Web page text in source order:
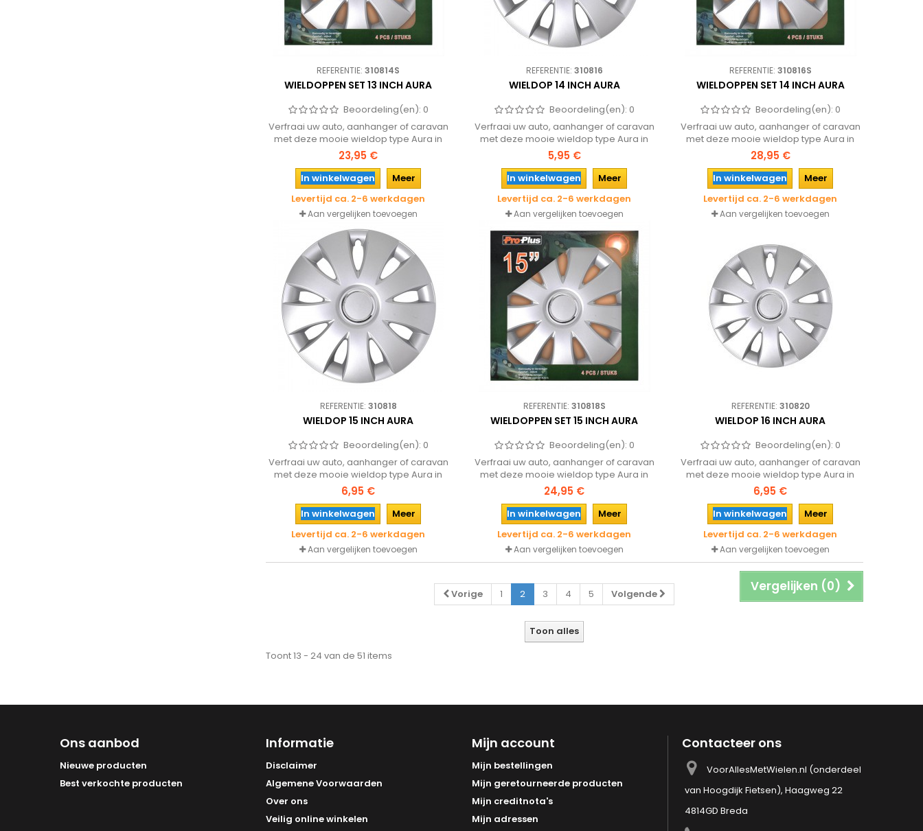
REFERENTIE:310814S
WIELDOPPEN SET 13 INCH AURA
Beoordeling(en): 0
Verfraai uw auto, aanhanger of caravan
met deze mooie wieldop type Aura in
een 13 inch uitvoering. Eenvoudig met
klemmetjes op de velg te plaatsen! In
een komplete set met vier stuks!
23,95 €
In winkelwagen
Meer
Levertijd ca. 2-6 werkdagen
Aan vergelijken toevoegen
REFERENTIE: 310816
WIELDOP 14 INCH AURA
Beoordeling(en): 0
Verfraai uw auto, aanhanger of caravan
met deze mooie wieldop type Aura in
een 14 inch uitvoering. Eenvoudig met
klemmetjes op de velg te plaatsen!
5,95 €
In winkelwagen
Meer
Levertijd ca. 2-6 werkdagen
Aan vergelijken toevoegen
REFERENTIE: 310816S
WIELDOPPEN SET 14 INCH AURA
Beoordeling(en): 0
Verfraai uw auto, aanhanger of caravan
met deze mooie wieldop type Aura in
een 14 inch uitvoering. Eenvoudig met
klemmetjes op de velg te plaatsen! In
een komplete set met vier stuks!
28,95 €
In winkelwagen
Meer
Levertijd ca. 2-6 werkdagen
Aan vergelijken toevoegen
REFERENTIE: 310818
WIELDOP 15 INCH AURA
Beoordeling(en): 0
Verfraai uw auto, aanhanger of caravan
met deze mooie wieldop type Aura in
een 15 inch uitvoering. Eenvoudig met
klemmetjes op de velg te plaatsen!
6,95 €
In winkelwagen
Meer
Levertijd ca. 2-6 werkdagen
Aan vergelijken toevoegen
REFERENTIE: 310818S
WIELDOPPEN SET 15 INCH AURA
Beoordeling(en): 0
Verfraai uw auto, aanhanger of caravan
met deze mooie wieldop type Aura in
een 15 inch uitvoering. Eenvoudig met
klemmetjes op de velg te plaatsen! In
een komplete set met vier stuks!
24,95 €
In winkelwagen
Meer
Levertijd ca. 2-6 werkdagen
Aan vergelijken toevoegen
REFERENTIE: 310820
WIELDOP 16 INCH AURA
Beoordeling(en): 0
Verfraai uw auto, aanhanger of caravan
met deze mooie wieldop type Aura in
een 16 inch uitvoering. Eenvoudig met
klemmetjes op de velg te plaatsen!
6,95 €
In winkelwagen
Meer
Levertijd ca. 2-6 werkdagen
Aan vergelijken toevoegen
Vergelijken (0)
Vorige 1 2 3 4 5 Volgende
Toon alles
Toont 13 - 24 van de 51 items
Ons aanbod
Nieuwe producten
Best verkochte producten
Informatie
Disclaimer
Algemene Voorwaarden
Over ons
Veilig online winkelen
Mijn account
Mijn bestellingen
Mijn geretourneerde producten
Mijn creditnota's
Mijn adressen
Contacteer ons
VoorAllesMetWielen.nl (onderdeel
van Hoogdijk Fietsen), Haagweg 22
4814GD Breda